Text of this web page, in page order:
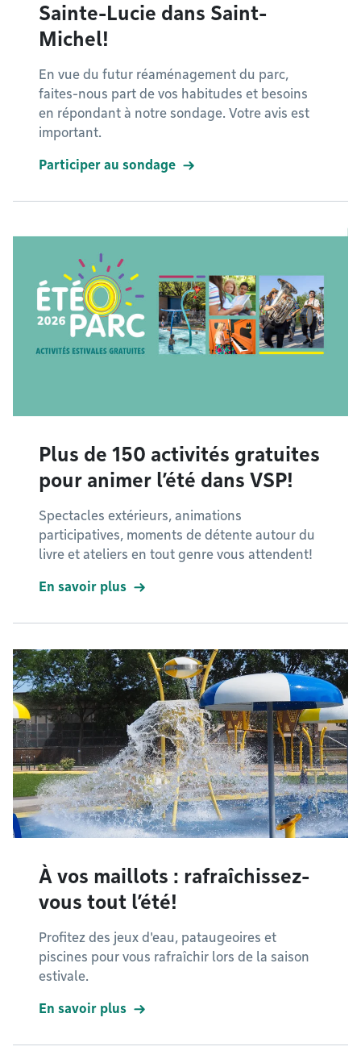
Sainte-Lucie dans Saint-
Michel!
En vue du futur réaménagement du parc,
faites-nous part de vos habitudes et besoins
en répondant à notre sondage. Votre avis est
important.
Participer au sondage
Plus de 150 activités gratuites
pour animer l’été dans VSP!
Spectacles extérieurs, animations
participatives, moments de détente autour du
livre et ateliers en tout genre vous attendent!
En savoir plus
À vos maillots : rafraîchissez-
vous tout l’été!
Profitez des jeux d'eau, pataugeoires et
piscines pour vous rafraîchir lors de la saison
estivale.
En savoir plus